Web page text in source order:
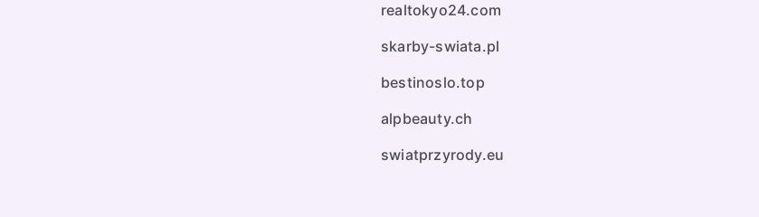
realtokyo24.com
skarby-swiata.pl
bestinoslo.top
alpbeauty.ch
swiatprzyrody.eu